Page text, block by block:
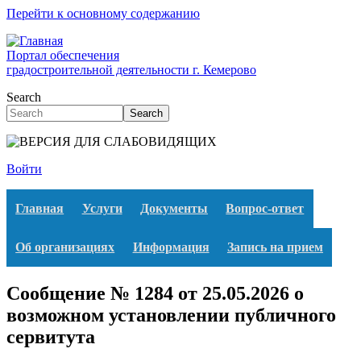
Перейти к основному содержанию
Портал обеспечения
градостроительной деятельности г. Кемерово
Search
Search
Войти
Главная Услуги Документы Вопрос-ответ
Об организациях Информация Запись на прием
Сообщение № 1284 от 25.05.2026 о
возможном установлении публичного
сервитута